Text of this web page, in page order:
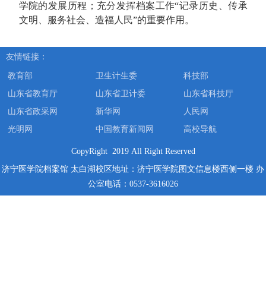
学院的发展历程； 充分发挥档案工作“记录历史、传承
文明、服务社会、造福人民”的重要作用。
友情链接：
教育部 卫生计生委
科技部
山东省教育厅
山东省卫计委
山东省科技厅
山东省政采网
新华网
人民网
光明网
中国教育新闻网 高校导航
CopyRight 2019 All Right Reserved
济宁医学院档案馆 太白湖校区地址：济宁医学院图文信息楼西侧一楼 办
公室电话：0537-3616026